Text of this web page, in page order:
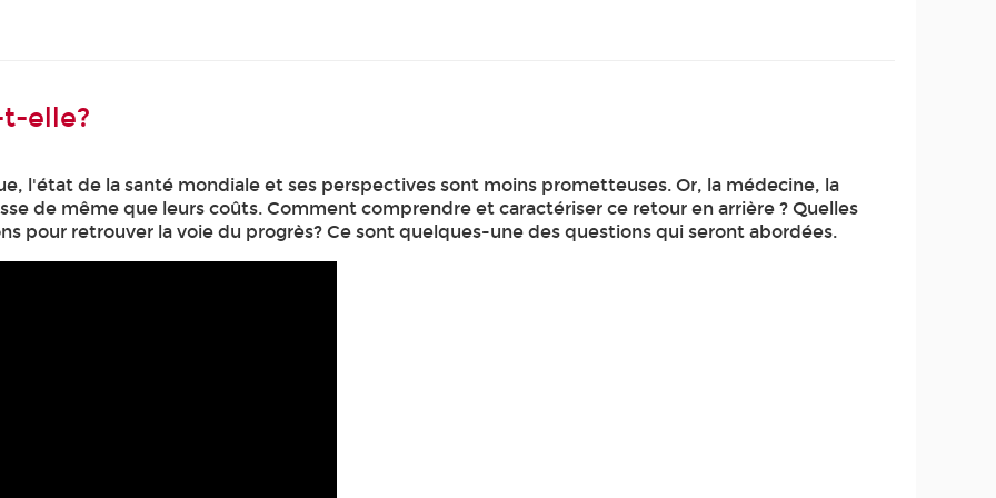
elle?
l'état de la santé mondiale et ses perspectives sont moins prometteuses. Or, la médecine, la
de même que leurs coûts. Comment comprendre et caractériser ce retour en arrière ? Quelles
pour retrouver la voie du progrès? Ce sont quelques-une des questions qui seront abordées.